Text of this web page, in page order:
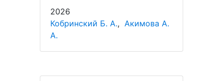
2026
Кобринский Б. А., Акимова А.
А.